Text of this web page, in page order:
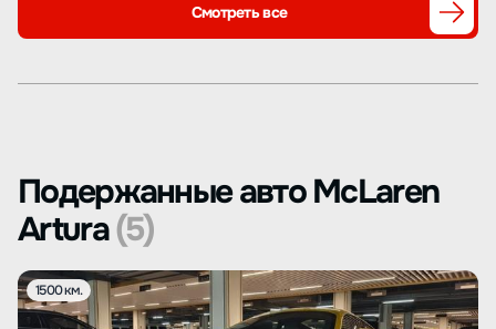
Смотреть все
Подержанные авто McLaren
Artura(5)
1500 км.